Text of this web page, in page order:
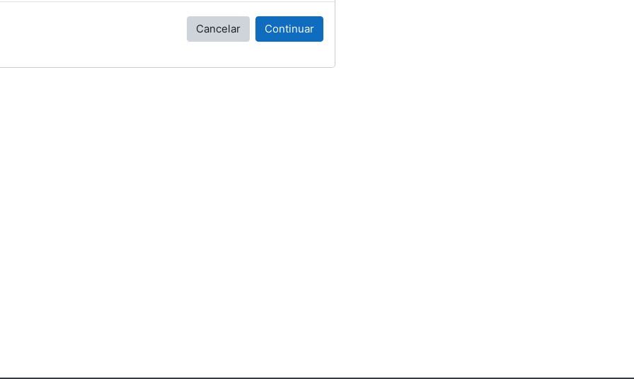
Cancelar Continuar